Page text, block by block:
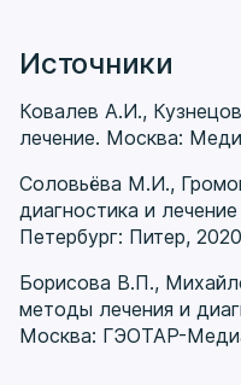
усиливаются, нужна
офтальмолога.
Источники
Ковалев А.И.,
лечение. Москва:
Соловьёва М.И.,
диагностика и
Петербург: Питер,
Борисова В.П.,
методы лечения и
Москва: ГЭОТАР-